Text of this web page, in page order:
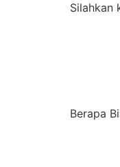
Silahkan
Berapa